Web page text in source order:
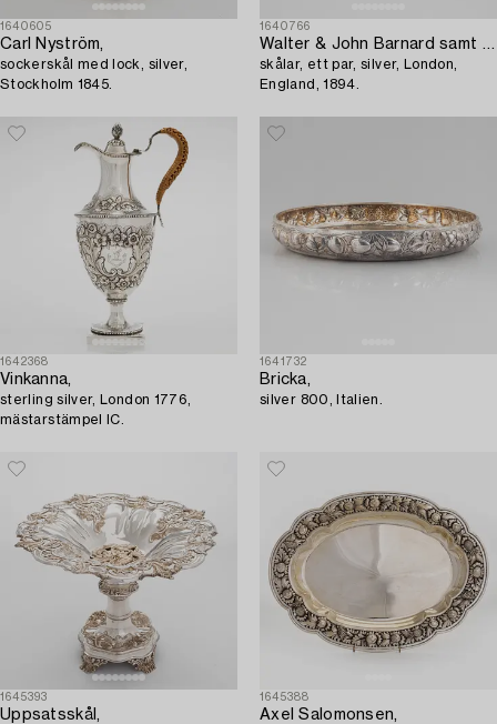
1640605
Carl Nyström,
sockerskål med lock, silver,
Stockholm 1845.
1640766
Walter & John Barnard samt Goldsmiths & Silversmiths Co,
skålar, ett par, silver, London,
England, 1894.
1642368
Vinkanna,
sterling silver, London 1776,
mästarstämpel IC.
1641732
Bricka,
silver 800, Italien.
1645393
Uppsatsskål,
1645388
Axel Salomonsen,